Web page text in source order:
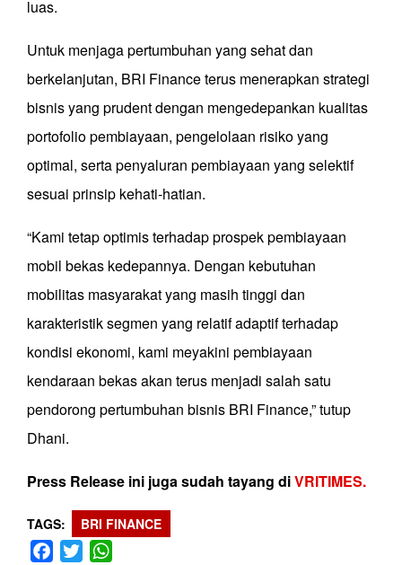
luas.
Untuk menjaga pertumbuhan yang sehat dan
berkelanjutan, BRI Finance terus menerapkan strategi
bisnis yang prudent dengan mengedepankan kualitas
portofolio pembiayaan, pengelolaan risiko yang
optimal, serta penyaluran pembiayaan yang selektif
sesuai prinsip kehati-hatian.
“Kami tetap optimis terhadap prospek pembiayaan
mobil bekas kedepannya. Dengan kebutuhan
mobilitas masyarakat yang masih tinggi dan
karakteristik segmen yang relatif adaptif terhadap
kondisi ekonomi, kami meyakini pembiayaan
kendaraan bekas akan terus menjadi salah satu
pendorong pertumbuhan bisnis BRI Finance,” tutup
Dhani.
Press Release ini juga sudah tayang diVRITIMES.
TAGS BRI FINANCE
Facebook
Twitter